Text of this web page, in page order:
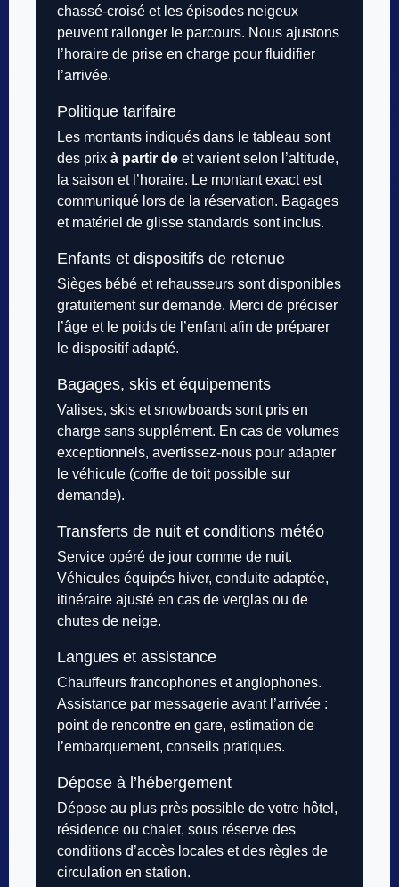
chassé-croisé et les épisodes neigeux
peuvent rallonger le parcours. Nous ajustons
l’horaire de prise en charge pour fluidifier
l’arrivée.
Politique tarifaire
Les montants indiqués dans le tableau sont
des prix à partir de et varient selon l’altitude,
la saison et l’horaire. Le montant exact est
communiqué lors de la réservation. Bagages
et matériel de glisse standards sont inclus.
Enfants et dispositifs de retenue
Sièges bébé et rehausseurs sont disponibles
gratuitement sur demande. Merci de préciser
l’âge et le poids de l’enfant afin de préparer
le dispositif adapté.
Bagages, skis et équipements
Valises, skis et snowboards sont pris en
charge sans supplément. En cas de volumes
exceptionnels, avertissez-nous pour adapter
le véhicule (coffre de toit possible sur
demande).
Transferts de nuit et conditions météo
Service opéré de jour comme de nuit.
Véhicules équipés hiver, conduite adaptée,
itinéraire ajusté en cas de verglas ou de
chutes de neige.
Langues et assistance
Chauffeurs francophones et anglophones.
Assistance par messagerie avant l’arrivée :
point de rencontre en gare, estimation de
l’embarquement, conseils pratiques.
Dépose à l’hébergement
Dépose au plus près possible de votre hôtel,
résidence ou chalet, sous réserve des
conditions d’accès locales et des règles de
circulation en station.